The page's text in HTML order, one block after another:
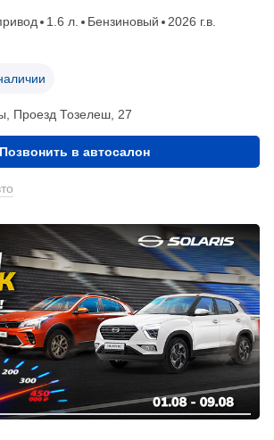
1.6 л. Бензиновый
2026 г.в.
Проезд ​Тозелеш, 27
Позвонить в автосалон